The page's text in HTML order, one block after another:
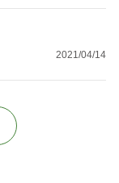
2021/04/14